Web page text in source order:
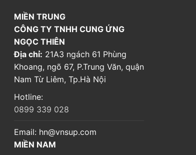
MIỀN TRUNG
CÔNG TY TNHH CUNG ỨNG
NGỌC THIÊN
Địa chỉ: 21A3 ngách 61 Phùng
Khoang, ngõ 67, P.Trung Văn, quận
Nam Từ Liêm, Tp.Hà Nội
Hotline:
0899 339 028
Email: hn@vnsup.com
MIỀN NAM